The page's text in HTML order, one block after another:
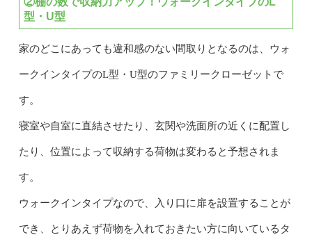
型・U型
家のどこにあっても違和感のない間取りとなるのは、ウォ
ークインタイプのL型・U型のファミリークローゼットで
す。
寝室や自室に直結させたり、玄関や洗面所の近くに配置し
たり、位置によって収納する荷物は変わると予想されま
す。
ウォークインタイプなので、入り口に扉を設置することが
でき、とりあえず荷物を入れておきたい方に向いているタ